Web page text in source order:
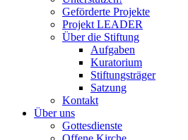
Geförderte Projekte
Projekt LEADER
Über die Stiftung
Aufgaben
Kuratorium
Stiftungsträger
Satzung
Kontakt
Über uns
Gottesdienste